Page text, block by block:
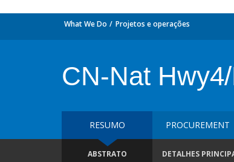
What We Do Projetos e operações
CN-Nat
RESUMO PROCUREMENT
ABSTRATO DETALHES